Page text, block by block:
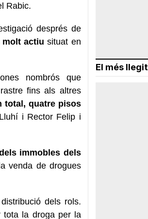
Rabic.
després de
molt actiu situat en
nombrós que
fins als altres
total, quatre pisos
i Rector Felip i
immobles dels
venda de drogues
dels rols.
tota la droga per la
El més llegit